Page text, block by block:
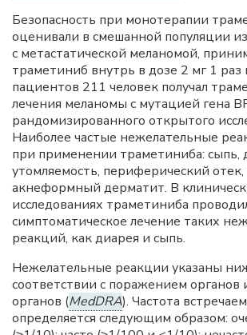
Безопасность при монотерапии
оценивали в смешанной популяции
с метастатической меланомой,
траметиниб внутрь в дозе 2 мг 1 раз
пациентов 211 человек получал
лечения меланомы с мутацией гена
рандомизированного открытого
Наиболее частые нежелательные
при применении траметиниба: сыпь,
утомляемость, периферический
акнеформный дерматит. В
исследованиях траметиниба
симптоматическое лечение таких
реакций, как диарея и сыпь.
Нежелательные реакции указаны
соответствии с поражением органов
органов (MedDRA). Частота
определяется следующим образом: